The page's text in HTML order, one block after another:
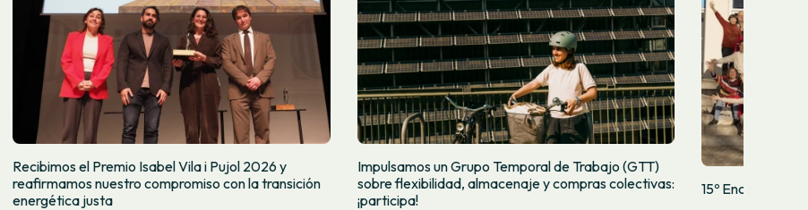
Recibimos el Premio Isabel Vila i Pujol 2026 y
reafirmamos nuestro compromiso con la transición
energética justa
Impulsamos un Grupo Temporal de Trabajo (GTT)
sobre flexibilidad, almacenaje y compras colectivas:
¡participa!
15º Encuentro